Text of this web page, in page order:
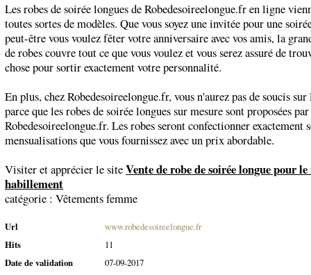
Les robes de soirée longues de Robedesoireelongue.fr en ligne
toutes sortes de modèles. Que vous soyez une invitée pour une
peut-être vous voulez fêter votre anniversaire avec vos amis, la
de robes couvre tout ce que vous voulez et vous serez assuré de
chose pour sortir exactement votre personnalité.
En plus, chez Robedesoireelongue.fr, vous n'aurez pas de soucis
parce que les robes de soirée longues sur mesure sont proposées par
Robedesoireelongue.fr. Les robes seront confectionner exactement
mensualisations que vous fournissez avec un prix abordable.
Visiter et apprécier le siteVente de robe de soirée longue pour
habillement
catégorie : Vêtements femme
Url
www.robedesoireelongue.fr
Hits
11
Date de validation
07-09-2017